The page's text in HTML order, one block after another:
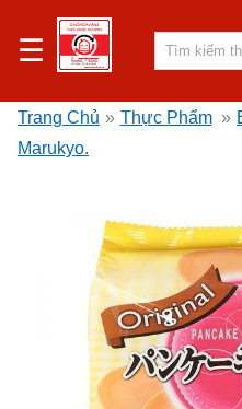
☰
Trang Chủ » Thực Phẩm »
Marukyo.